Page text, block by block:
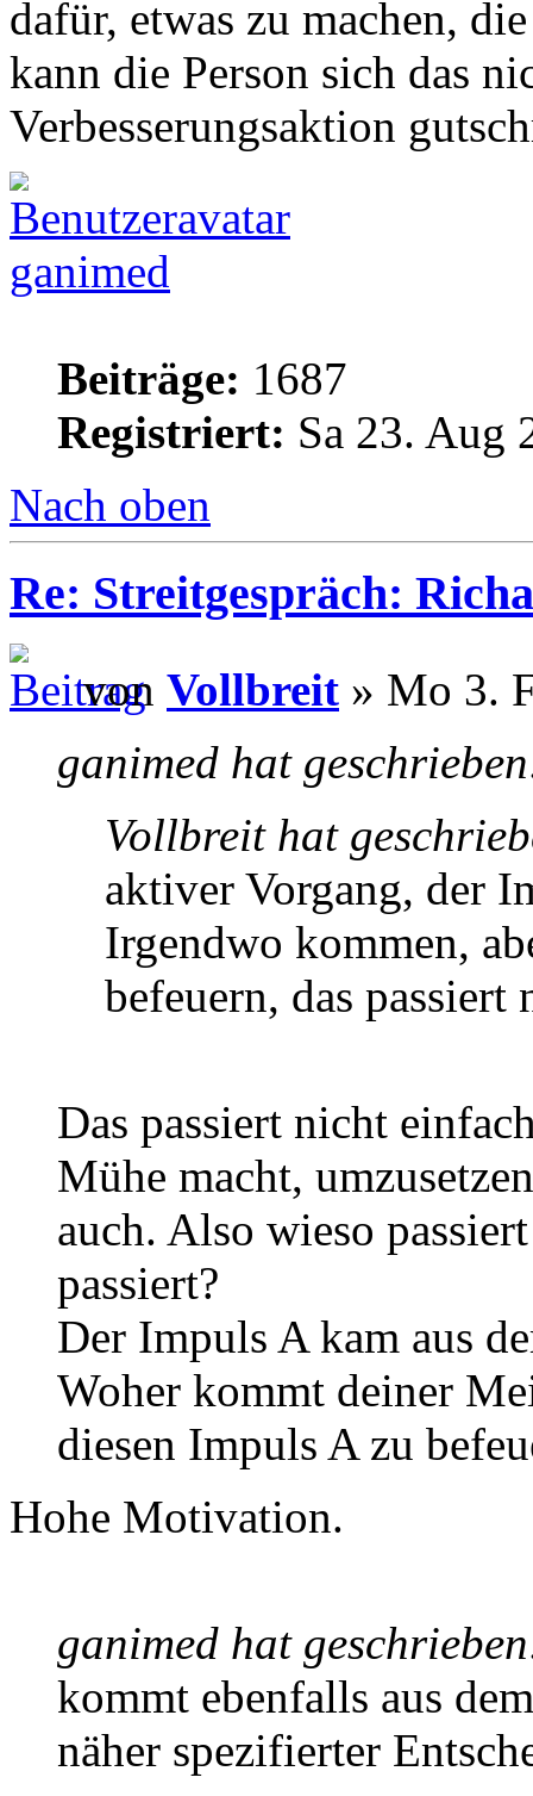
dafür, etwas zu machen,
kann die Person sich das
Verbesserungsaktion
ganimed
Beiträge: 1687
Registriert: Sa 23. Aug
Nach oben
Re: Streitgespräch:
von Vollbreit » Mo 3.
ganimed hat
Vollbreit hat
aktiver Vorgang, der
Irgendwo kommen,
befeuern, das passiert
Das passiert nicht
Mühe macht,
auch. Also wieso
passiert?
Der Impuls A kam aus
Woher kommt deiner
diesen Impuls A zu
Hohe Motivation.
ganimed hat
kommt ebenfalls aus
näher spezifierter